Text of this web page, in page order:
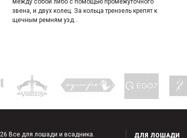
между собой либо с помощью промежуточного
звена, и двух колец. За кольца трензель крепят к
щечным ремням узд...
Все для лошади и всадника. ДЛЯ ЛОШАДИ